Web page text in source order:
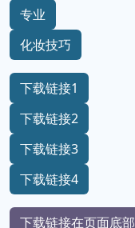
专业
化妆技巧
下载链接1
下载链接2
下载链接3
下载链接4
下载链接在页面底部